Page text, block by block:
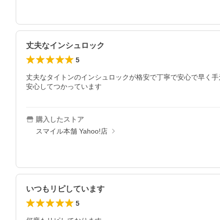
丈夫なインシュロック
5
丈夫なタイトンのインシュロックが格安で丁寧で安心で早く
安心してつかっています
購入したストア
スマイル本舗 Yahoo!店
いつもリピしています
5